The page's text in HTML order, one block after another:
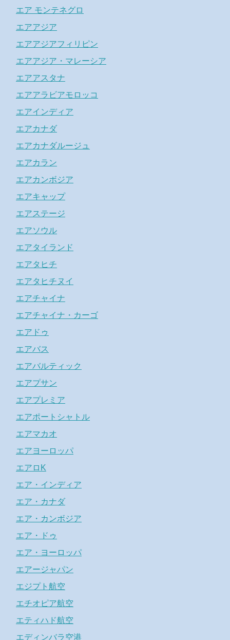
エア モンテネグロ
エアアジア
エアアジアフィリピン
エアアジア・マレーシア
エアアスタナ
エアアラビアモロッコ
エアインディア
エアカナダ
エアカナダルージュ
エアカラン
エアカンボジア
エアキャップ
エアステージ
エアソウル
エアタイランド
エアタヒチ
エアタヒチヌイ
エアチャイナ
エアチャイナ・カーゴ
エアドゥ
エアバス
エアバルティック
エアプサン
エアプレミア
エアポートシャトル
エアマカオ
エアヨーロッパ
エアロK
エア・インディア
エア・カナダ
エア・カンボジア
エア・ドゥ
エア・ヨーロッパ
エアージャパン
エジプト航空
エチオピア航空
エティハド航空
エディンバラ空港